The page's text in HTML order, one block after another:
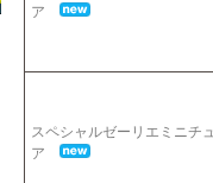
ア
スペシャルゼーリエミニチ
ア